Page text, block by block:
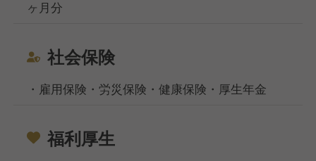
ヶ月分
社会保険
・雇用保険・労災保険・健康保険・厚生年金
福利厚生